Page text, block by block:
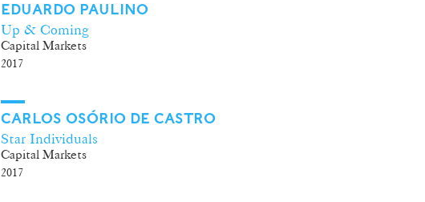
EDUARDO PAULINO
Up & Coming
Capital Markets
2017
CARLOS OSÓRIO DE CASTRO
Star Individuals
Capital Markets
2017